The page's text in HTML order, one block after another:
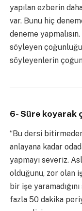
yapılan ezberin
var. Bunu hiç
deneme
söyleyen
söyleyenlerin
6- Süre koyarak
“Bu dersi
anlayana kadar
yapmayı severiz.
olduğunu, zor olan
bir işe
fazla 50 dakika